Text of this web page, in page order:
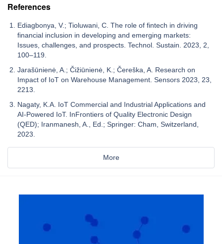
References
Ediagbonya, V.; Tioluwani, C. The role of fintech in driving
financial inclusion in developing and emerging markets:
Issues, challenges, and prospects. Technol. Sustain. 2023, 2,
100–119.
Jarašūnienė, A.; Čižiūnienė, K.; Čereška, A. Research on
Impact of IoT on Warehouse Management. Sensors 2023, 23,
2213.
Nagaty, K.A. IoT Commercial and Industrial Applications and
AI-Powered IoT. InFrontiers of Quality Electronic Design
(QED); Iranmanesh, A., Ed.; Springer: Cham, Switzerland,
2023.
More